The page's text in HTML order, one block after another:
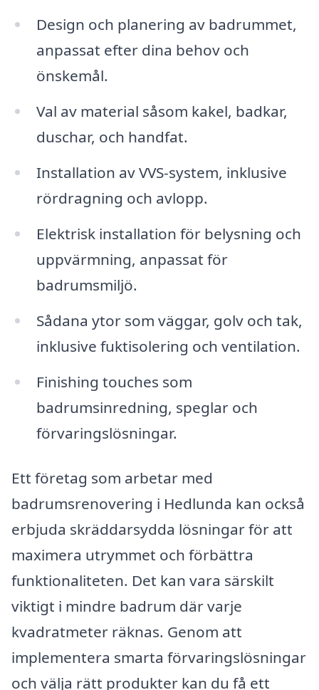
Design och planering av badrummet,
anpassat efter dina behov och
önskemål.
Val av material såsom kakel, badkar,
duschar, och handfat.
Installation av VVS-system, inklusive
rördragning och avlopp.
Elektrisk installation för belysning och
uppvärmning, anpassat för
badrumsmiljö.
Sådana ytor som väggar, golv och tak,
inklusive fuktisolering och ventilation.
Finishing touches som
badrumsinredning, speglar och
förvaringslösningar.
Ett företag som arbetar med
badrumsrenovering i Hedlunda kan också
erbjuda skräddarsydda lösningar för att
maximera utrymmet och förbättra
funktionaliteten. Det kan vara särskilt
viktigt i mindre badrum där varje
kvadratmeter räknas. Genom att
implementera smarta förvaringslösningar
och välja rätt produkter kan du få ett